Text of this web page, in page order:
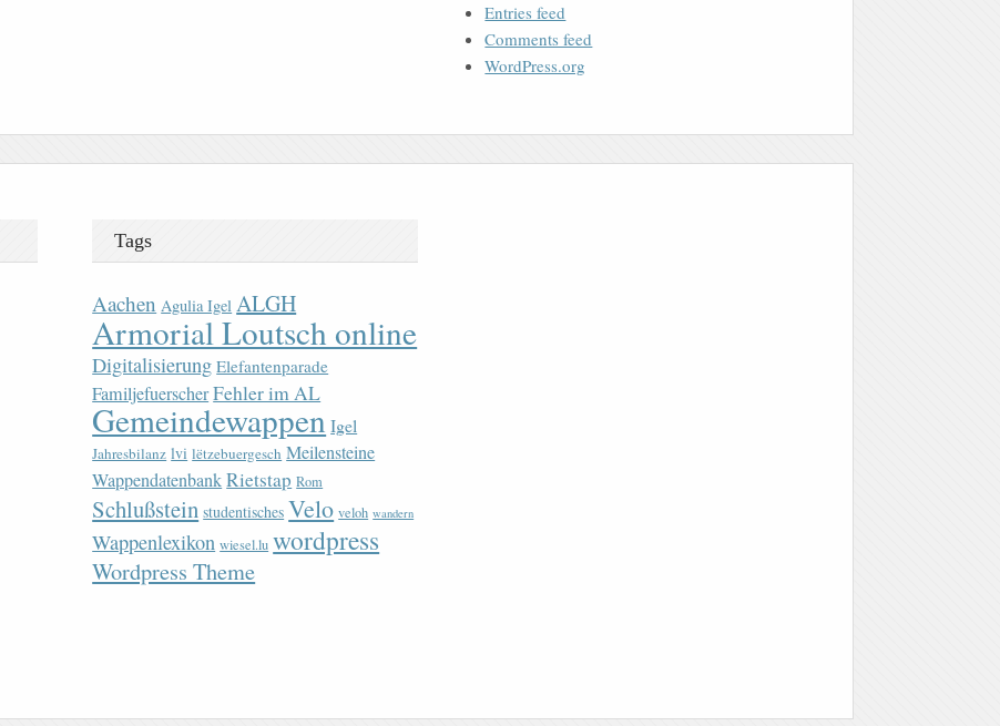
Entries feed
Comments feed
WordPress.org
Tags
Aachen Agulia Igel ALGH
Armorial Loutsch online
Digitalisierung Elefantenparade
FamiljefuerscherFehler im AL
Gemeindewappen Igel
Jahresbilanz lvi lëtzebuergesch Meilensteine
WappendatenbankRietstap Rom
Schlußstein studentisches Velo veloh wandern
Wappenlexikon wiesel.lu wordpress
Wordpress Theme